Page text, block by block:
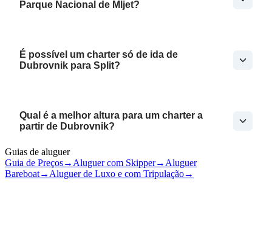
Parque Nacional de Mljet?
É possível um charter só de ida de
Dubrovnik para Split?
Qual é a melhor altura para um charter a
partir de Dubrovnik?
Guias de aluguer
Guia de Preços→ Aluguer com Skipper→ Aluguer
Bareboat→ Aluguer de Luxo e com Tripulação→